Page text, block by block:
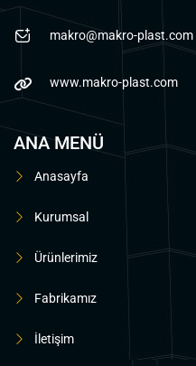
makro@makro-plast.com
www.makro-plast.com
ANA MENÜ
Anasayfa
Kurumsal
Ürünlerimiz
Fabrikamız
İletişim